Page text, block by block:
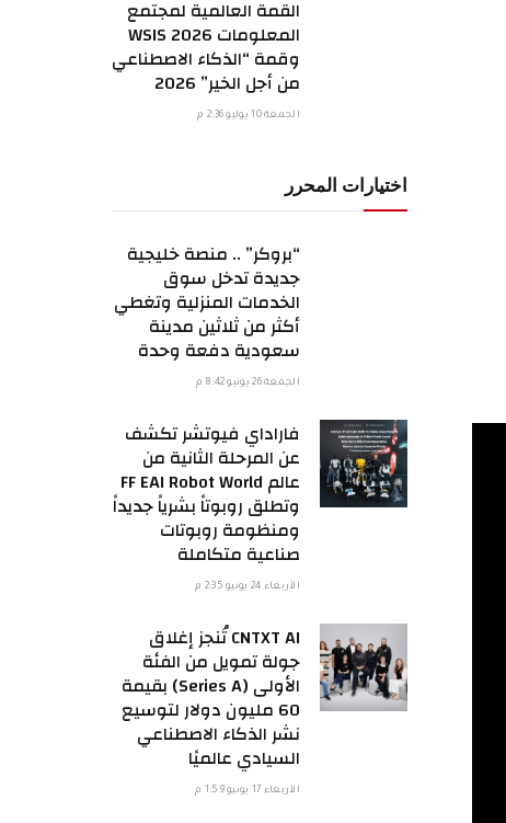
القمة العالمية لمجتمع
المعلومات WSIS 2026
وقمة “الذكاء الاصطناعي
من أجل الخير” 2026
الجمعة 10 يوليو 2:36 م
اختيارات المحرر
“بروكر” .. منصة خليجية
جديدة تدخل سوق
الخدمات المنزلية وتغطي
أكثر من ثلاثين مدينة
سعودية دفعة وحدة
الجمعة 26 يونيو 8:42 م
فاراداي فيوتشر تكشف
عن المرحلة الثانية من
عالم FF EAI Robot World
وتطلق روبوتاً بشرياً جديداً
ومنظومة روبوتات
صناعية متكاملة
الأربعاء 24 يونيو 2:35 م
CNTXT AI تُنجز إغلاق
جولة تمويل من الفئة
الأولى (Series A) بقيمة
60 مليون دولار لتوسيع
نشر الذكاء الاصطناعي
السيادي عالميًا
الأربعاء 17 يونيو 1:59 م